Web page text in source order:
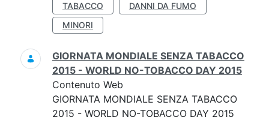
TABACCO
DANNI DA FUMO
MINORI
GIORNATA MONDIALE SENZA TABACCO
2015 - WORLD NO-TOBACCO DAY 2015
Contenuto Web
GIORNATA MONDIALE SENZA TABACCO
2015 - WORLD NO-TOBACCO DAY 2015